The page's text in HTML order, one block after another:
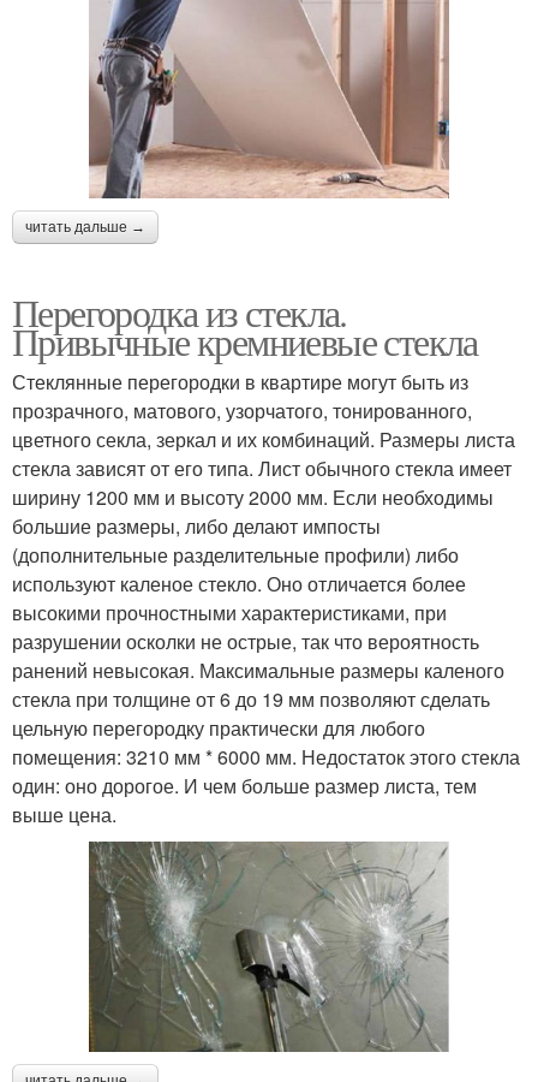
читать дальше →
Перегородка из стекла.
Привычные кремниевые стекла
Стеклянные перегородки в квартире могут быть из
прозрачного, матового, узорчатого, тонированного,
цветного секла, зеркал и их комбинаций. Размеры листа
стекла зависят от его типа. Лист обычного стекла имеет
ширину 1200 мм и высоту 2000 мм. Если необходимы
большие размеры, либо делают импосты
(дополнительные разделительные профили) либо
используют каленое стекло. Оно отличается более
высокими прочностными характеристиками, при
разрушении осколки не острые, так что вероятность
ранений невысокая. Максимальные размеры каленого
стекла при толщине от 6 до 19 мм позволяют сделать
цельную перегородку практически для любого
помещения: 3210 мм * 6000 мм. Недостаток этого стекла
один: оно дорогое. И чем больше размер листа, тем
выше цена.